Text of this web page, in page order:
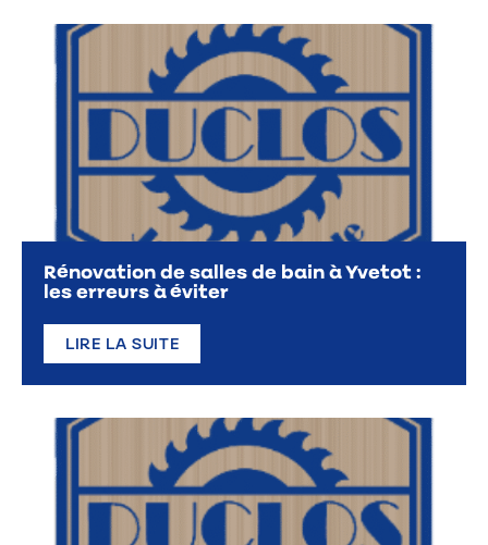
Rénovation de salles de bain à Yvetot :
les erreurs à éviter
LIRE LA SUITE